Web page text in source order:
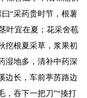
“采药贵时节，根薯
叶宜在夏；花采舍苞
挖根夏采草，浆果初
湿地多，清补中药深
边长，车前葶苈路边
，吞下一把刀”“揍打